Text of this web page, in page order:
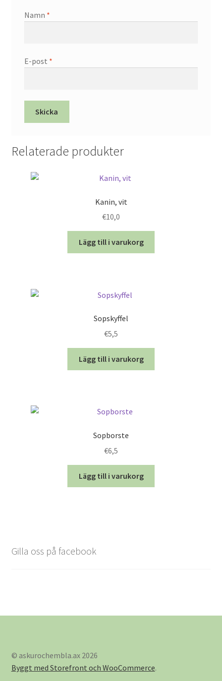
Namn *
E-post *
Relaterade produkter
Kanin, vit
€10,0
Lägg till i varukorg
Sopskyffel
€5,5
Lägg till i varukorg
Sopborste
€6,5
Lägg till i varukorg
Gilla oss på facebook
© askurochembla.ax 2026
Byggt med Storefront och WooCommerce.